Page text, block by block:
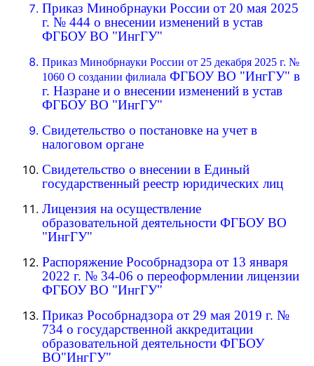
Приказ Минобрнауки России от 20 мая 2025
г. № 444 о внесении изменений в устав
ФГБОУ ВО "ИнгГУ"
Приказ Минобрнауки России от 25 декабря 2025 г. №
1060 О создании филиала ФГБОУ ВО "ИнгГУ" в
г. Назране и о внесении изменений в устав
ФГБОУ ВО "ИнгГУ"
Свидетельство о постановке на учет в
налоговом органе
Свидетельство о внесении в Единый
государственный реестр юридических лиц
Лицензия на осуществление
образовательной деятельности ФГБОУ ВО
"ИнгГУ"
Распоряжение Рособрнадзора от 13 января
2022 г. № 34-06 о переоформлении лицензии
ФГБОУ ВО "ИнгГУ"
Приказ Рособрнадзора от 29 мая 2019 г. №
734 о государственной аккредитации
образовательной деятельности ФГБОУ
ВО"ИнгГУ"